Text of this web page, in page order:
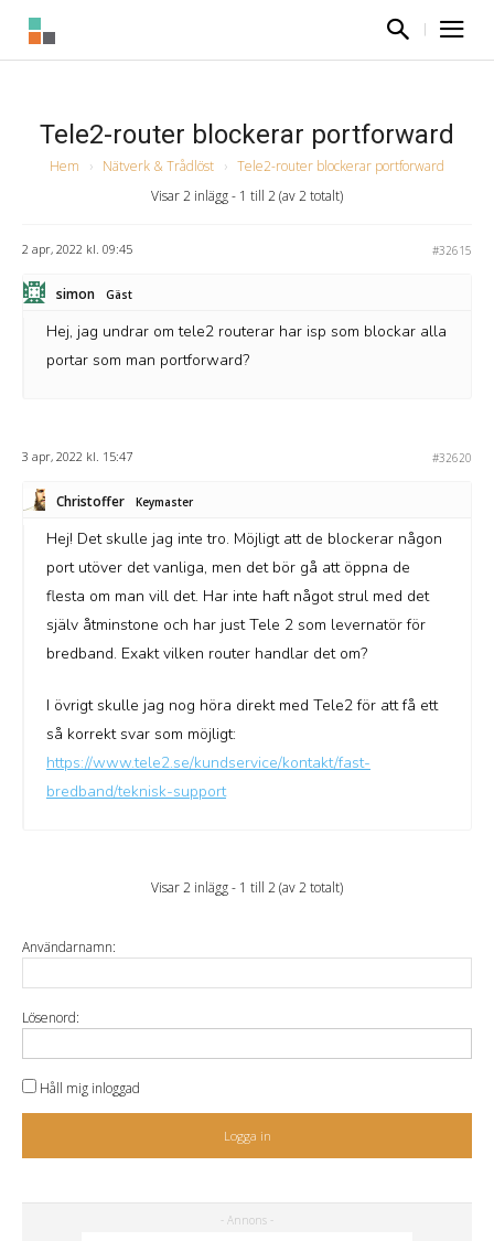
Tele2-router blockerar portforward
Hem › Nätverk & Trådlöst › Tele2-router blockerar portforward
Visar 2 inlägg - 1 till 2 (av 2 totalt)
2 apr, 2022 kl. 09:45 #32615
simon Gäst
Hej, jag undrar om tele2 routerar har isp som blockar alla
portar som man portforward?
3 apr, 2022 kl. 15:47 #32620
Christoffer Keymaster
Hej! Det skulle jag inte tro. Möjligt att de blockerar någon
port utöver det vanliga, men det bör gå att öppna de
flesta om man vill det. Har inte haft något strul med det
själv åtminstone och har just Tele 2 som levernatör för
bredband. Exakt vilken router handlar det om?
I övrigt skulle jag nog höra direkt med Tele2 för att få ett
så korrekt svar som möjligt:
https://www.tele2.se/kundservice/kontakt/fast-
bredband/teknisk-support
Visar 2 inlägg - 1 till 2 (av 2 totalt)
Användarnamn:
Lösenord:
Håll mig inloggad
Logga in